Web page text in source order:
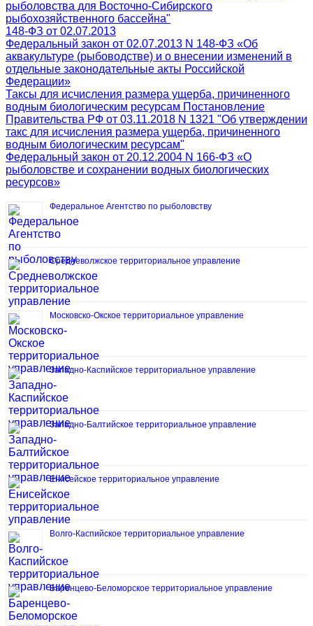
рыболовства для Восточно-Сибирского
рыбохозяйственного бассейна"
148-ФЗ от 02.07.2013
Федеральный закон от 02.07.2013 N 148-ФЗ «Об
аквакультуре (рыбоводстве) и о внесении изменений в
отдельные законодательные акты Российской
Федерации»
Таксы для исчисления размера ущерба, причиненного
водным биологическим ресурсам Постановление
Правительства РФ от 03.11.2018 N 1321 "Об утверждении
такс для исчисления размера ущерба, причиненного
водным биологическим ресурсам"
Федеральный закон от 20.12.2004 N 166-ФЗ «О
рыболовстве и сохранении водных биологических
ресурсов»
Федеральное Агентство по рыболовству
Средневолжское территориальное управление
Московско-Окское территориальное управление
Западно-Каспийское территориальное управление
Западно-Балтийское территориальное управление
Енисейское территориальное управление
Волго-Каспийское территориальное управление
Баренцево-Беломорское территориальное управление